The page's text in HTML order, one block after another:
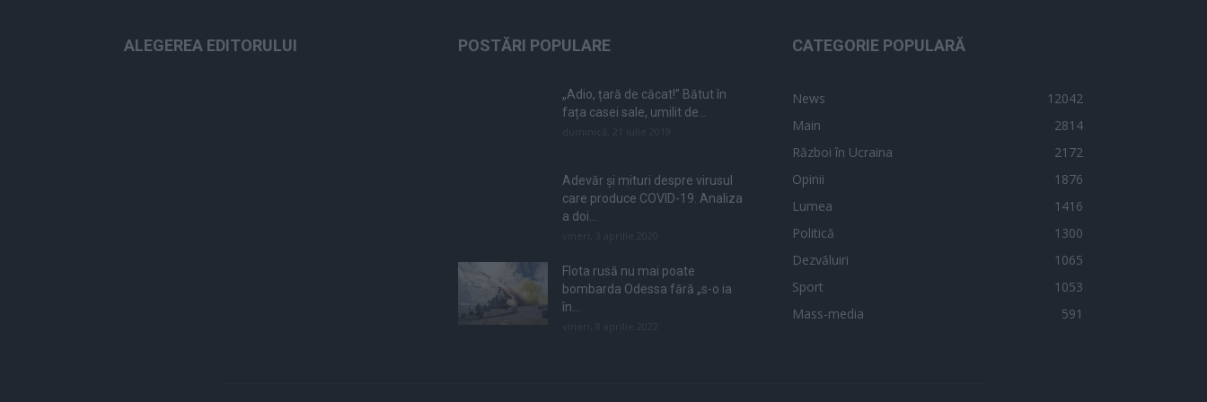
ALEGEREA EDITORULUI POSTĂRI POPULARE
„Adio, țară de căcat!” Bătut în
fața casei sale, umilit de...
Adevăr și mituri despre virusul
care produce COVID-19. Analiza
a doi...
Flota rusă nu mai poate
bombarda Odessa fără „s-o ia
în...
CATEGORIE POPULARĂ
News
12042
Main
2814
Război în Ucraina
2172
Opinii
1876
Lumea
1416
Politică
1300
Dezvăluiri
1065
Sport
1053
Mass-media
591